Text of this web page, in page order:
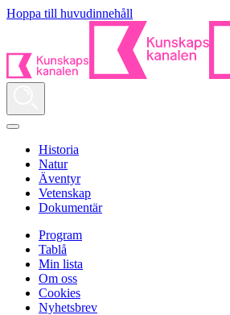
Hoppa till huvudinnehåll
Historia
Natur
Äventyr
Vetenskap
Dokumentär
Program
Tablå
Min lista
Om oss
Cookies
Nyhetsbrev